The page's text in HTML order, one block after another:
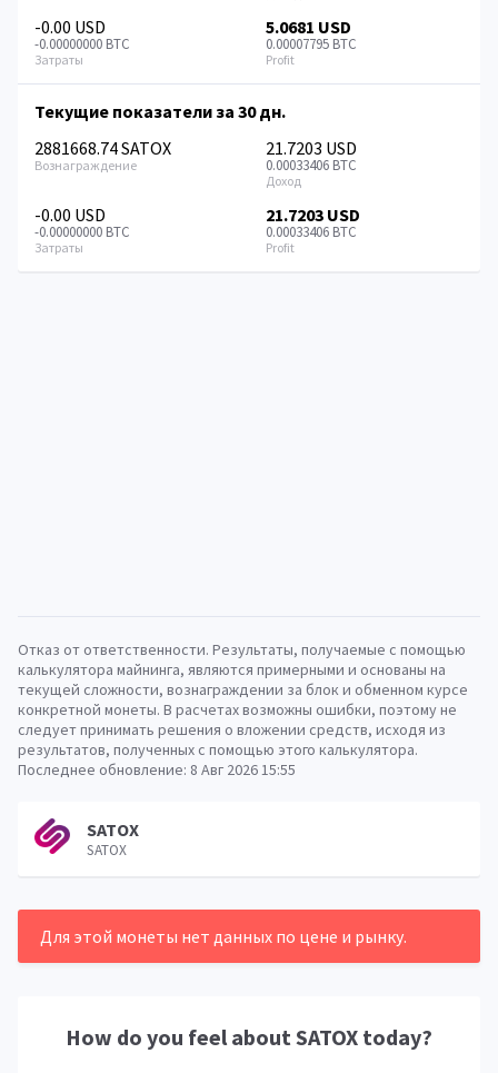
SATOX
SATOX
Для этой монеты нет данных по цене и рынку.
How do you feel aboutSATOX today?
-0.00 USD
-0.00000000 BTC
5.0681 USD
0.00007795 BTC
Текущие показатели за 30 дн.
2881668.74 SATOX
21.7203 USD
0.00033406 BTC
-0.00 USD
-0.00000000 BTC
21.7203 USD
0.00033406 BTC
Отказ от ответственности. Результаты, получаемые с помощью
калькулятора майнинга, являются примерными и основаны на
текущей сложности, вознаграждении за блок и обменном курсе
конкретной монеты. В расчетах возможны ошибки, поэтому не
следует принимать решения о вложении средств, исходя из
результатов, полученных с помощью этого калькулятора.
Последнее обновление: 8 Авг 2026 15:55